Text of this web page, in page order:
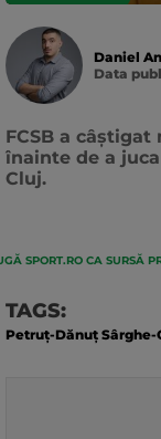
Daniel
Data
FCSB a
înainte de a
Cluj.
SPORT.RO CA SURSĂ
TAGS:
Petruț-Dănuț Sârghe-